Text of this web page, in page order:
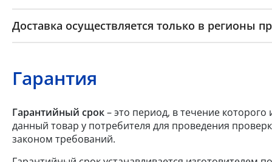
Доставка осуществляется только в регионы
Гарантия
Гарантийный срок– это период, в течение которого
данный товар у потребителя для проведения
законом требований.